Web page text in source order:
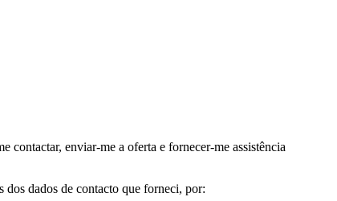
enviar-me a oferta e fornecer-me assistência
dados de contacto que forneci, por: